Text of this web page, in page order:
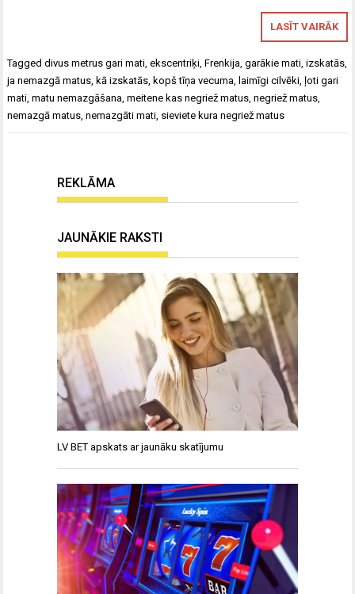
LASĪT VAIRĀK
Taggeddivus metrus gari mati ,ekscentriķi ,Frenkija ,garākie mati ,izskatās
ja nemazgā matus ,kā izskatās ,kopš tīņa vecuma ,laimīgi cilvēki ļoti gari
mati ,matu nemazgāšana ,meitene kas negriež matus ,negriež matus
nemazgā matus ,nemazgāti mati sieviete kura negriež matus
REKLĀMA
JAUNĀKIE RAKSTI
LV BET apskats ar jaunāku skatījumu